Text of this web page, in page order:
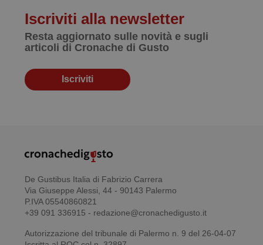
Iscriviti alla newsletter
Resta aggiornato sulle novità e sugli
articoli di Cronache di Gusto
Iscriviti
De Gustibus Italia di Fabrizio Carrera
Via Giuseppe Alessi, 44 - 90143 Palermo
P.IVA 05540860821
+39 091 336915 - redazione@cronachedigusto.it
Autorizzazione del tribunale di Palermo n. 9 del 26-04-07